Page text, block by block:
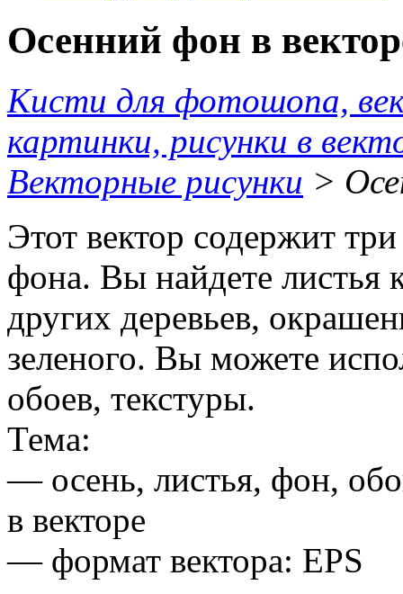
Осенний фон в
Кисти для фотошопа,
картинки, рисунки в
Векторные рисунки >
Этот вектор содержит
фона. Вы найдете листья
других деревьев,
зеленого. Вы можете
обоев, текстуры.
Тема:
— осень, листья, фон,
в векторе
— формат вектора: EPS